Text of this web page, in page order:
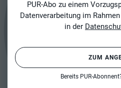
PUR-Abo zu einem
Datenverarbeitung im
in der
ZUM
Bereits PUR-